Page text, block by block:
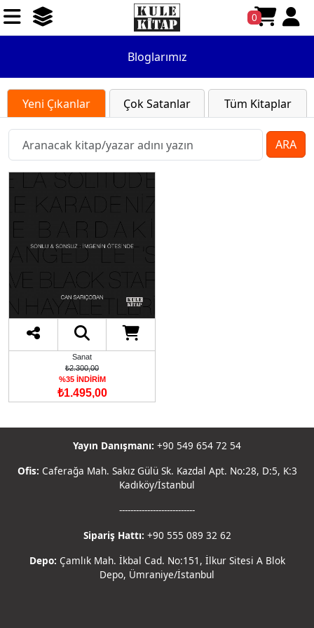
0
Bloglarımız
Yeni Çıkanlar Çok Satanlar Tüm Kitaplar
ARA
Sanat
₺2.300,00
%35 İNDİRİM
₺1.495,00
Yayın Danışmanı: +90 549 654 72 54
Ofis: Caferağa Mah. Sakız Gülü Sk. Kazdal Apt. No:28, D:5, K:3
Kadıköy/İstanbul
---------------------------
Sipariş Hattı: +90 555 089 32 62
Depo: Çamlık Mah. İkbal Cad. No:151, İlkur Sitesi A Blok
Depo, Ümraniye/İstanbul